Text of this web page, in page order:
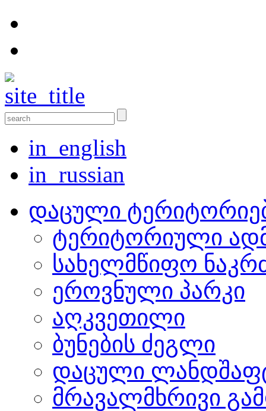
in_english
in_russian
დაცული
ტერიტორიული
სახელმწიფო
ეროვნული პარკი
აღკვეთილი
ბუნების ძეგლი
დაცული
მრავალმხრივი